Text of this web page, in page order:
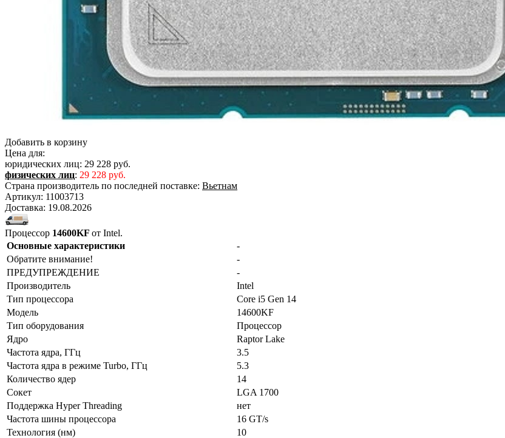
Добавить в корзину
Цена для:
юридических лиц: 29 228 руб.
физических лиц: 29 228 руб.
Страна производитель по последней поставке: Вьетнам
Артикул: 11003713
Доставка: 19.08.2026
Процессор 14600KF от Intel.
Основные характеристики
-
Обратите внимание!
-
ПРЕДУПРЕЖДЕНИЕ
-
Производитель
Intel
Тип процессора
Core i5 Gen 14
Модель
14600KF
Тип оборудования
Процессор
Ядро
Raptor Lake
Частота ядра, ГГц
3.5
Частота ядра в режиме Turbo, ГГц
5.3
Количество ядер
14
Сокет
LGA 1700
Поддержка Hyper Threading
нет
Частота шины процессора
16 GT/s
Технология (нм)
10